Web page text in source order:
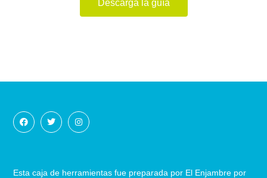
Descarga la guía
Esta caja de herramientas fue preparada por El Enjambre por